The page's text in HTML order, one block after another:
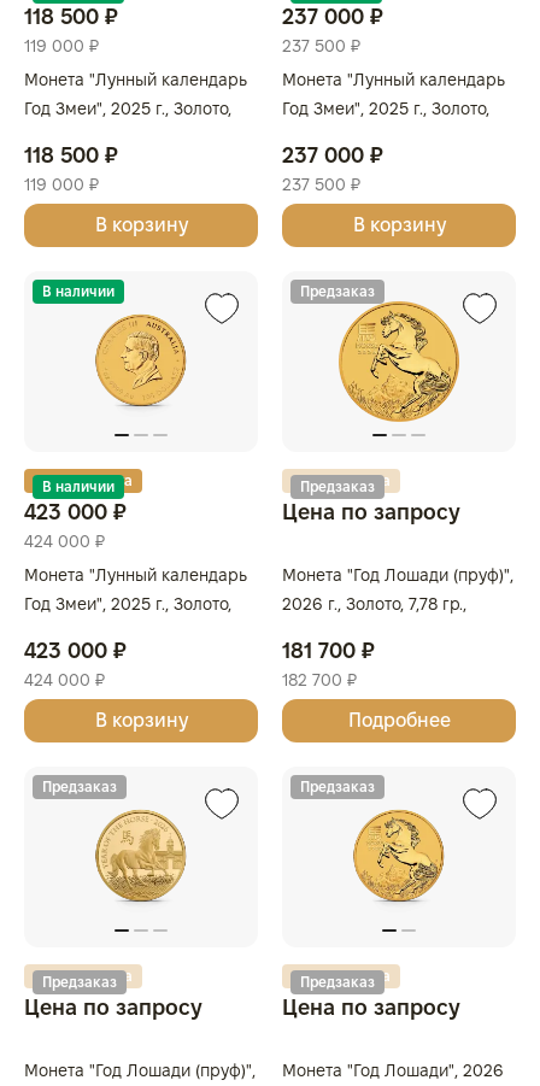
118 500 ₽
119 000 ₽
Монета "Лунный календарь
Год Змеи", 2025 г., Золото,
АВСТРАЛИЯ
118 500 ₽
119 000 ₽
В корзину
237 000 ₽
237 500 ₽
Монета "Лунный календарь
Год Змеи", 2025 г., Золото,
АВСТРАЛИЯ
237 000 ₽
237 500 ₽
В корзину
В наличии
Золотая карта
В наличии
423 000 ₽
424 000 ₽
Монета "Лунный календарь
Год Змеи", 2025 г., Золото,
АВСТРАЛИЯ
423 000 ₽
424 000 ₽
В корзину
Предзаказ
Золотая карта
Предзаказ
Цена по запросу
Монета "Год Лошади (пруф)",
2026 г., Золото, 7,78 гр.,
181 700 ₽
182 700 ₽
Подробнее
Предзаказ
Золотая карта
Предзаказ
Цена по запросу
Монета "Год Лошади (пруф)",
Предзаказ
Золотая карта
Предзаказ
Цена по запросу
Монета "Год Лошади", 2026